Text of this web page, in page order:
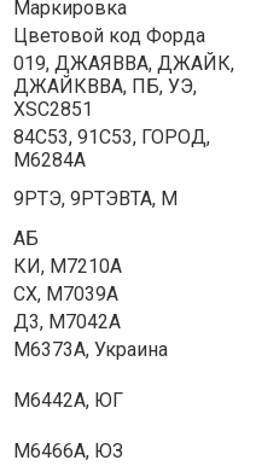
Маркировка
Цветовой код Форда
019, ДЖАЯВВА, ДЖАЙК,
ДЖАЙКВВА, ПБ, УЭ,
XSC2851
84С53, 91С53, ГОРОД,
М6284А
9РТЭ, 9РТЭВТА, М
АБ
КИ, M7210A
СХ, M7039A
Д3, М7042А
M6373A, Украина
M6442A, ЮГ
M6466A, ЮЗ